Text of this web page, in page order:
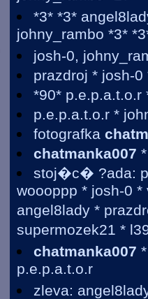
*3* *3*
johny_rambo *3*
josh-0,
prazdroj * josh-
*90*
p.e.p.a.t.o.r *
fotografka
chatmanka007
stoj�c� ?ada:
woooppp * josh-0
angel8lady *
supermozek21 *
chatmanka007
p.e.p.a.t.o.r
zleva: